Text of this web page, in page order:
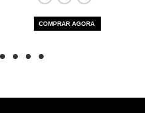
COMPRAR AGORA